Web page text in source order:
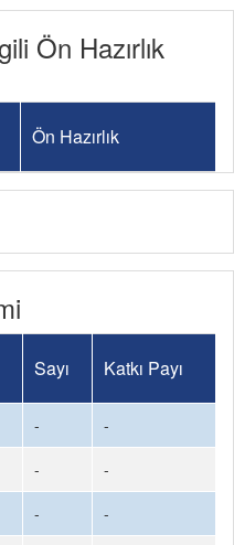
Ön Hazırlık
Ön Hazırlık
Sayı Katkı Payı
-
-
-
-
-
-